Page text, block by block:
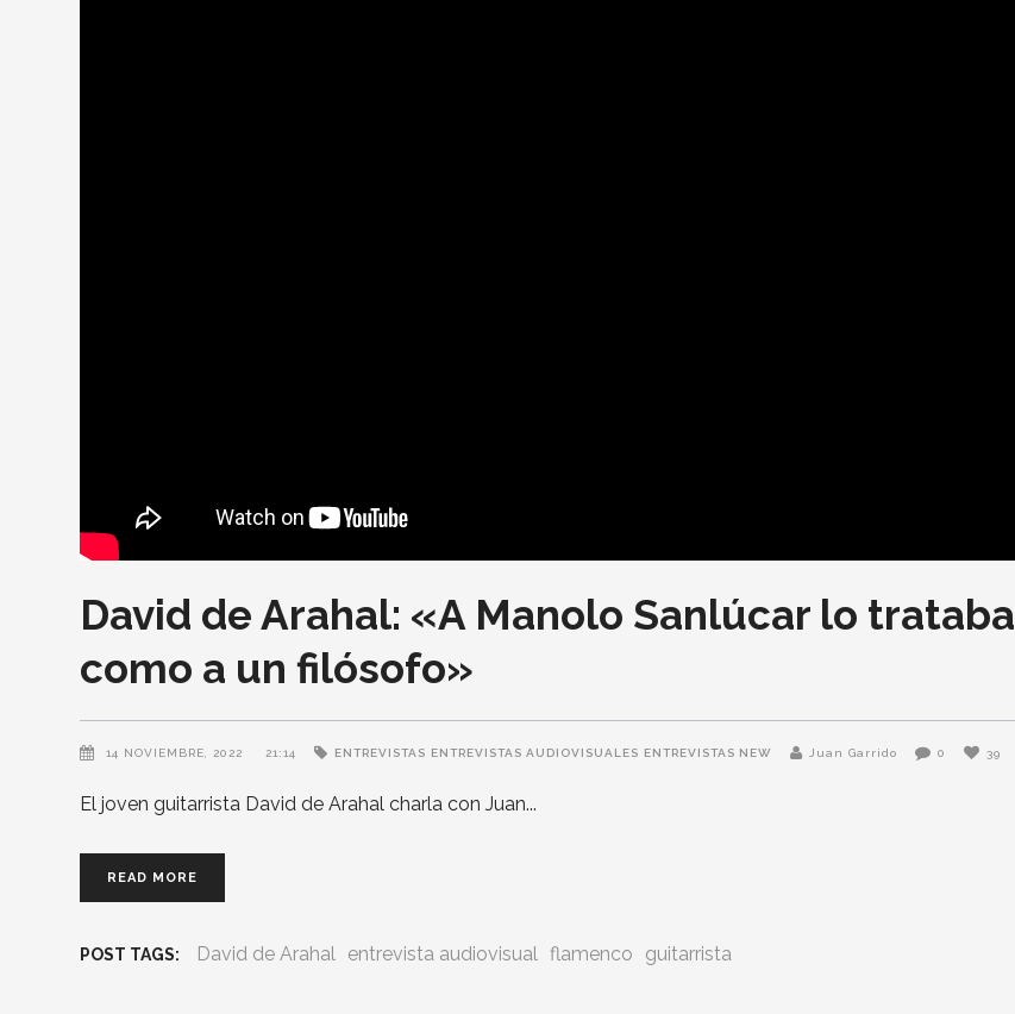
David de Arahal: «A Manolo Sanlúcar lo trataba
como a un filósofo»
14 NOVIEMBRE, 2022 21:14 ENTREVISTAS ENTREVISTAS AUDIOVISUALES ENTREVISTAS NEW Juan Garrido 0 39
El joven guitarrista David de Arahal charla con Juan
READ MORE
POST TAGS: David de Arahal entrevista audiovisual flamenco guitarrista